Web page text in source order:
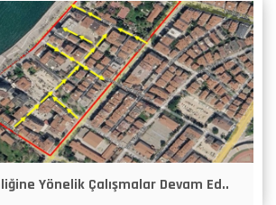
Yönelik Çalışmalar Devam Ed..